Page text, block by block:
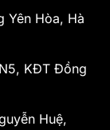
Yên Hòa, Hà
KĐT Đồng
Huệ,